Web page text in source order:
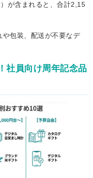
が含まれると、合計2,15
包装、配送が不要なデ
社員向け周年記念品